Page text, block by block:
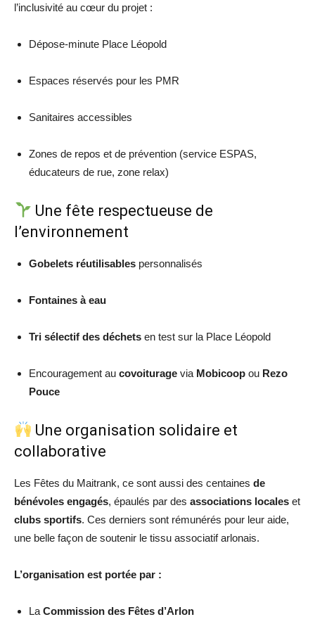
l’inclusivité au cœur du projet :
Dépose-minute Place Léopold
Espaces réservés pour les PMR
Sanitaires accessibles
Zones de repos et de prévention (service ESPAS,
éducateurs de rue, zone relax)
Une fête respectueuse de
l’environnement
Gobelets réutilisables personnalisés
Fontaines à eau
Tri sélectif des déchets en test sur la Place Léopold
Encouragement au covoiturage via Mobicoop ou Rezo
Pouce
Une organisation solidaire et
collaborative
Les Fêtes du Maitrank, ce sont aussi des centaines de
bénévoles engagés, épaulés par des associations locales et
clubs sportifs. Ces derniers sont rémunérés pour leur aide,
une belle façon de soutenir le tissu associatif arlonais.
L’organisation est portée par :
La Commission des Fêtes d’Arlon